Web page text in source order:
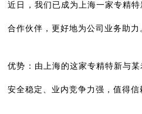
近日，我们已成为上海一家专精
合作伙伴，更好地为公司业务助力
优势：由上海的这家专精特新与某
安全稳定、业内竞争力强，值得信